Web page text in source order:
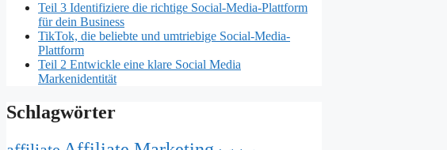
Teil 3 Identifiziere die richtige Social-Media-Plattform
für dein Business
TikTok, die beliebte und umtriebige Social-Media-
Plattform
Teil 2 Entwickle eine klare Social Media
Markenidentität
Schlagwörter